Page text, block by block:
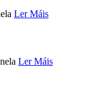
Ler Máis
Ler Máis